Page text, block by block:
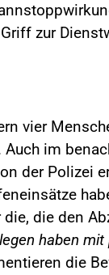
zur
vier
im
der Polizei
die den
haben
die